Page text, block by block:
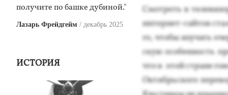
Смот­реть в
ин­тернет-сай­тов
го, что­бы изу­чать
скую осо­бен­ность
что в этой стра­не
Ок­тябрь­ско­го
получите по башке дубиной."
Лазарь Фрейдгейм декабрь 2025
ИСТОРИЯ